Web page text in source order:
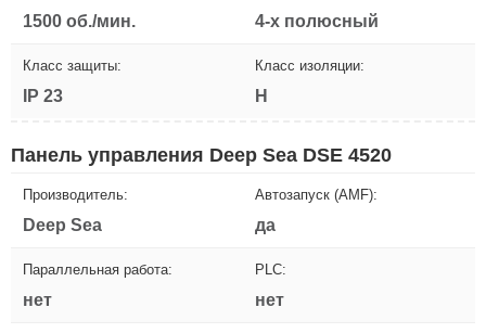
1500 об./мин. 4-х полюсный
Класс защиты:
IP 23
Класс изоляции:
H
Панель управления Deep Sea DSE 4520
Производитель:
Deep Sea
Автозапуск (AMF):
да
Параллельная работа:
нет
PLC:
нет